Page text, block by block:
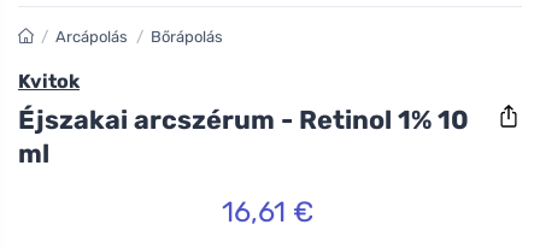
/ Arcápolás / Bőrápolás
Kvitok
Éjszakai arcszérum - Retinol 1% 10
ml
16,61 €